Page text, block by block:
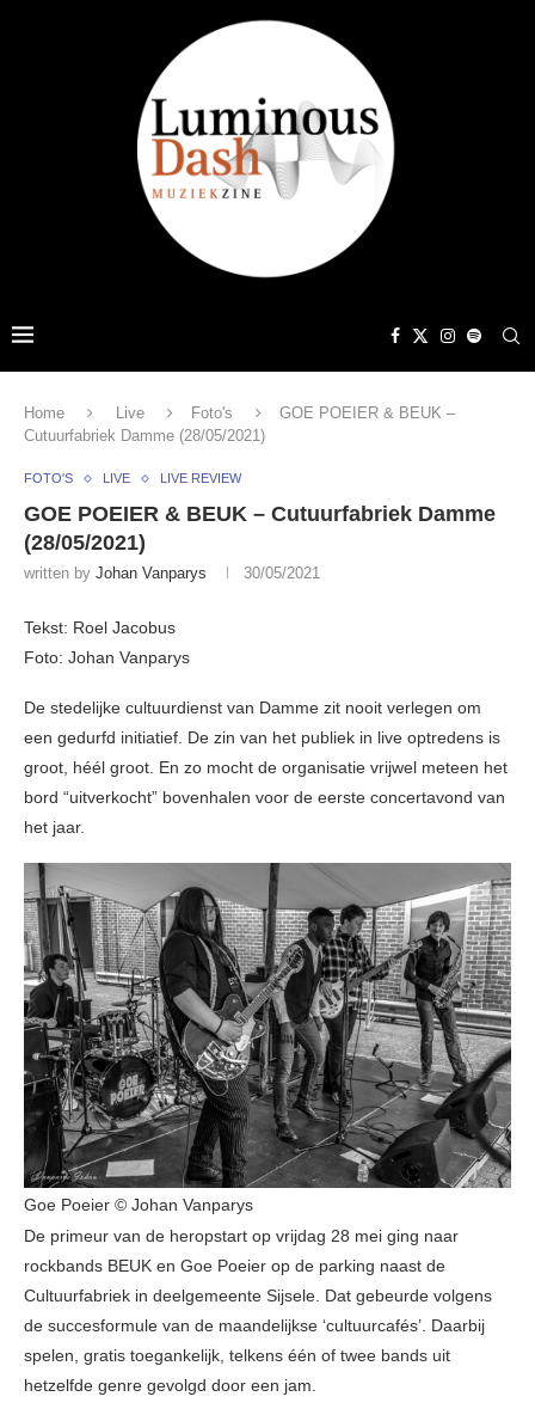
Home Live Foto's
GOE POEIER & BEUK –
Cutuurfabriek Damme (28/05/2021)
FOTO'S LIVE LIVE REVIEW
GOE POEIER & BEUK – Cutuurfabriek Damme
(28/05/2021)
written by Johan Vanparys 30/05/2021
Tekst: Roel Jacobus
Foto: Johan Vanparys
De stedelijke cultuurdienst van Damme zit nooit verlegen om
een gedurfd initiatief. De zin van het publiek in live optredens is
groot, héél groot. En zo mocht de organisatie vrijwel meteen het
bord “uitverkocht” bovenhalen voor de eerste concertavond van
het jaar.
Goe Poeier © Johan Vanparys
De primeur van de heropstart op vrijdag 28 mei ging naar
rockbands BEUK en Goe Poeier op de parking naast de
Cultuurfabriek in deelgemeente Sijsele. Dat gebeurde volgens
de succesformule van de maandelijkse ‘cultuurcafés’. Daarbij
spelen, gratis toegankelijk, telkens één of twee bands uit
hetzelfde genre gevolgd door een jam.